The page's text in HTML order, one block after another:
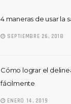
4 maneras de usar la
SEPTIEMBRE 26, 2018
Cómo lograr el
fácilmente
ENERO 14, 2019